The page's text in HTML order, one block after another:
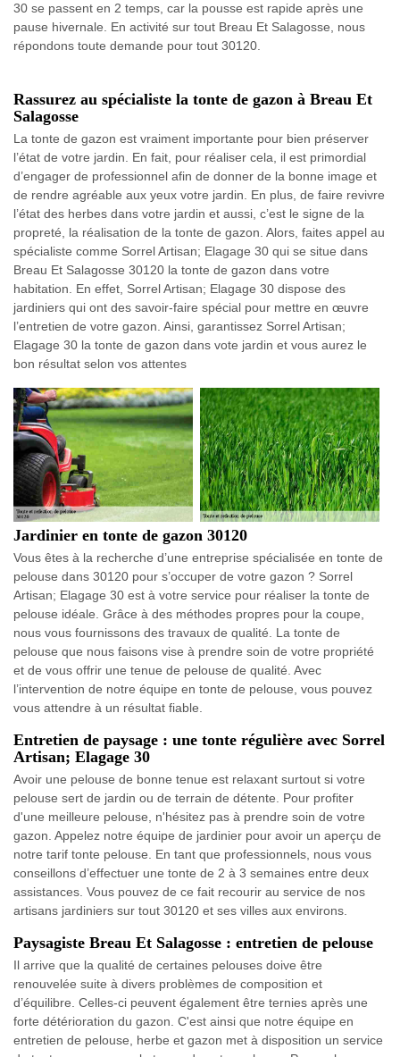
30 se passent en 2 temps, car la pousse est rapide après une
pause hivernale. En activité sur tout Breau Et Salagosse, nous
répondons toute demande pour tout 30120.
Rassurez au spécialiste la tonte de gazon à Breau Et
Salagosse
La tonte de gazon est vraiment importante pour bien préserver
l’état de votre jardin. En fait, pour réaliser cela, il est primordial
d’engager de professionnel afin de donner de la bonne image et
de rendre agréable aux yeux votre jardin. En plus, de faire revivre
l’état des herbes dans votre jardin et aussi, c’est le signe de la
propreté, la réalisation de la tonte de gazon. Alors, faites appel au
spécialiste comme Sorrel Artisan; Elagage 30 qui se situe dans
Breau Et Salagosse 30120 la tonte de gazon dans votre
habitation. En effet, Sorrel Artisan; Elagage 30 dispose des
jardiniers qui ont des savoir-faire spécial pour mettre en œuvre
l’entretien de votre gazon. Ainsi, garantissez Sorrel Artisan;
Elagage 30 la tonte de gazon dans vote jardin et vous aurez le
bon résultat selon vos attentes
Jardinier en tonte de gazon 30120
Vous êtes à la recherche d’une entreprise spécialisée en tonte de
pelouse dans 30120 pour s’occuper de votre gazon ? Sorrel
Artisan; Elagage 30 est à votre service pour réaliser la tonte de
pelouse idéale. Grâce à des méthodes propres pour la coupe,
nous vous fournissons des travaux de qualité. La tonte de
pelouse que nous faisons vise à prendre soin de votre propriété
et de vous offrir une tenue de pelouse de qualité. Avec
l’intervention de notre équipe en tonte de pelouse, vous pouvez
vous attendre à un résultat fiable.
Entretien de paysage : une tonte régulière avec Sorrel
Artisan; Elagage 30
Avoir une pelouse de bonne tenue est relaxant surtout si votre
pelouse sert de jardin ou de terrain de détente. Pour profiter
d'une meilleure pelouse, n'hésitez pas à prendre soin de votre
gazon. Appelez notre équipe de jardinier pour avoir un aperçu de
notre tarif tonte pelouse. En tant que professionnels, nous vous
conseillons d’effectuer une tonte de 2 à 3 semaines entre deux
assistances. Vous pouvez de ce fait recourir au service de nos
artisans jardiniers sur tout 30120 et ses villes aux environs.
Paysagiste Breau Et Salagosse : entretien de pelouse
Il arrive que la qualité de certaines pelouses doive être
renouvelée suite à divers problèmes de composition et
d’équilibre. Celles-ci peuvent également être ternies après une
forte détérioration du gazon. C'est ainsi que notre équipe en
entretien de pelouse, herbe et gazon met à disposition un service